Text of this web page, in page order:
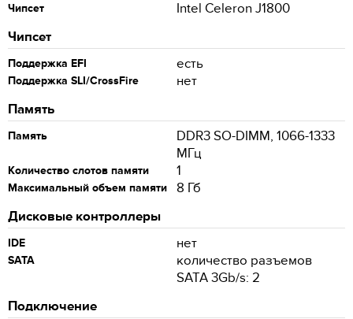
Чипсет
Intel Celeron J1800
Чипсет
Поддержка EFI есть
Поддержка SLI/CrossFire
нет
Память
Память
DDR3 SO-DIMM, 1066-1333
МГц
Количество слотов памяти 1
Максимальный объем памяти
8 Гб
Дисковые контроллеры
IDE нет
SATA
количество разъемов
SATA 3Gb/s: 2
Подключение